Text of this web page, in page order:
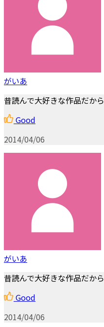
がいあ
昔読んで大好きな作品だから
Good
2014/04/06
がいあ
昔読んで大好きな作品だから
Good
2014/04/06